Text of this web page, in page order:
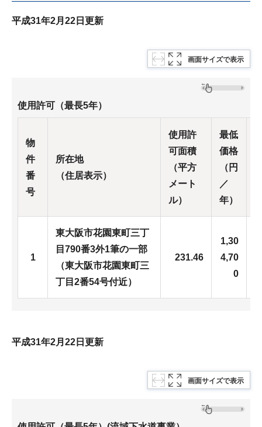
平成31年2月22日更新
画面サイズで表示
使用許可（最長5年）
物
件
番
号
所在地
（住居表示）
使用許
可面積
（平方
メート
ル）
最低
価格
（円
／
年）
1
東大阪市花園東町三丁
目790番3外1筆の一部
（東大阪市花園東町三
丁目2番54号付近）
231.46
1,30
4,70
0
平成31年2月22日更新
画面サイズで表示